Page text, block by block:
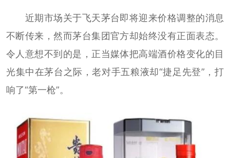
近期市场关于飞天茅台即将迎来价格调整的消息
不断传来，然而茅台集团官方却始终没有正面表态。
令人意想不到的是，正当媒体把高端酒价格变化的目
光集中在茅台之际，老对手五粮液却“捷足先登”，打
响了“第一枪”。